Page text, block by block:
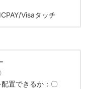
Visaタッチ
置できるか：〇